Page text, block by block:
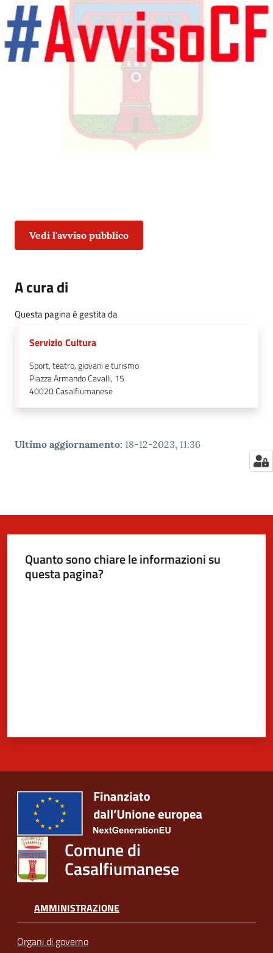
Contenuto
Vedi l'avviso pubblico
A cura di
Questa pagina è gestita da
Servizio Cultura
Sport, teatro, giovani e turismo
Piazza Armando Cavalli, 15
40020Casalfiumanese
Ultimo aggiornamento: 18-12-2023, 11:36
Quanto sono chiare le informazioni su
questa pagina?
Comune di
Casalfiumanese
AMMINISTRAZIONE
Organi di governo